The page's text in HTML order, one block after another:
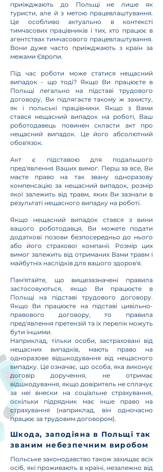
приїжджають до Польщі не лише як
туристи, але й з метою працевлаштування.
Це особливо актуально в контексті
тимчасових працівників і тих, хто працює в
агентствах тимчасового працевлаштування.
Вони дуже часто приїжджають з країн за
межами Європи.
Під час роботи може статися нещасний
випадок - що тоді? Якщо Ви працюєте в
Польщі легально на підставі трудового
договору, Ви підлягаєте такому ж захисту,
як і польські працівники. Якщо з Вами
стався нещасний випадок на роботі, Ваш
роботодавець повинен скласти акт про
нещасний випадок. Це його абсолютний
обов'язок.
Акт є підставою для подальшого
пред'явлення Ваших вимог. Перш за все, Ви
маєте право на так звану одноразову
компенсацію за нещасний випадок, розмір
якої залежить від травм, яких Ви зазнали в
результаті нещасного випадку на роботі.
Якщо нещасний випадок стався з вини
вашого роботодавця, Ви можете подати
додаткові позови безпосередньо до нього
або його страхової компанії. Розмір цих
вимог залежить від отриманих Вами травм і
майбутніх наслідків для вашого здоров'я.
Пам'ятайте, що вищезазначені правила
застосовуються, якщо Ви працюєте в
Польщі на підставі трудового договору.
Якщо Ви працюєте на підставі цивільно-
правового договору, то правила
пред'явлення претензій та їх перелік можуть
бути іншими.
Наприклад, тільки особи, застраховані від
нещасних випадків, мають право на
одноразове відшкодування від нещасного
випадку. Це означає, що особа, яка виконує
договір доручення, не отримає
відшкодування, якщо довіритель не сплачує
за неї внески на соціальне страхування,
оскільки підрядник має інше право на
страхування (наприклад, він одночасно
працює за трудовим договором).
Шкода, заподіяна в Польщі так
званим небезпечним виробом
Польське законодавство також захищає всіх
осіб, які проживають в країні, незалежно від